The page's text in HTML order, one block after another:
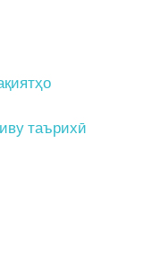
таърихӣ